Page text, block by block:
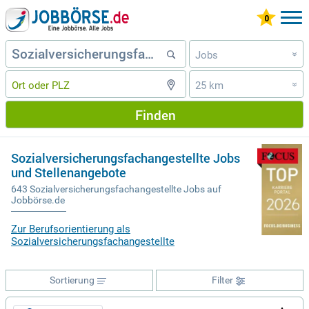
Jobs »
25 km »
Finden
Sozialversicherungsfachangestellte Jobs
und Stellenangebote
643 Sozialversicherungsfachangestellte Jobs auf
Jobbörse.de
Zur Berufsorientierung als
Sozialversicherungsfachangestellte
Filter
Sortierung